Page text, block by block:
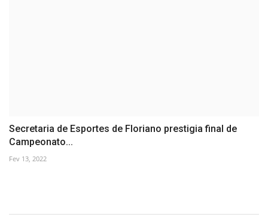
Secretaria de Esportes de Floriano prestigia final de
Campeonato...
Fev 13, 2022